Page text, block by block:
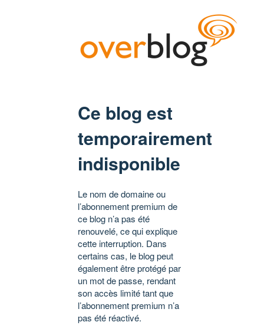
Ce blog est
temporairement
indisponible
Le nom de domaine ou
l’abonnement premium de
ce blog n’a pas été
renouvelé, ce qui explique
cette interruption. Dans
certains cas, le blog peut
également être protégé par
un mot de passe, rendant
son accès limité tant que
l’abonnement premium n’a
pas été réactivé.